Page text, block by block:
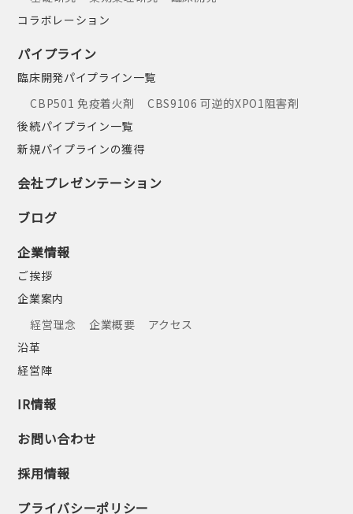
コラボレーション
パイプライン
臨床開発パイプライン一覧
CBP501 免疫着火剤
CBS9106 可逆的XPO1阻害剤
後続パイプライン一覧
新規パイプラインの獲得
会社プレゼンテーション
ブログ
企業情報
ご挨拶
企業案内
経営理念
企業概要
アクセス
沿革
経営陣
IR情報
お問い合わせ
採用情報
プライバシーポリシー